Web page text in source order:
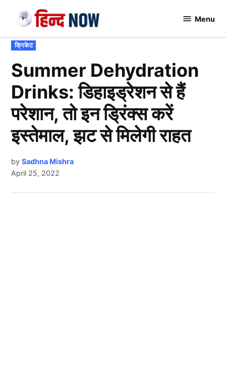
content
Menu
POSTED
IN
क्रिकेट
Summer Dehydration
Drinks: डिहाइड्रेशन से हैं
परेशान, तो इन ड्रिंक्स करें
इस्तेमाल, झट से मिलेगी राहत
by Sadhna Mishra
April 25, 2022